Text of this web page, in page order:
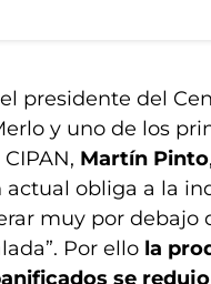
presidente del
y uno de los
Martín Pinto
obliga a la
muy por debajo
Por ello la
se redujo